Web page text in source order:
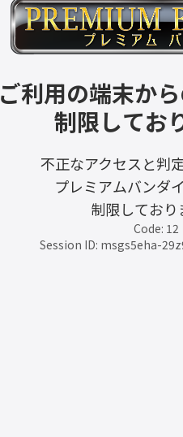
ご利用の端末か
制限してお
不正なアクセスと判
プレミアムバンダ
制限しており
Code: 12
Session ID: msgs5eha-